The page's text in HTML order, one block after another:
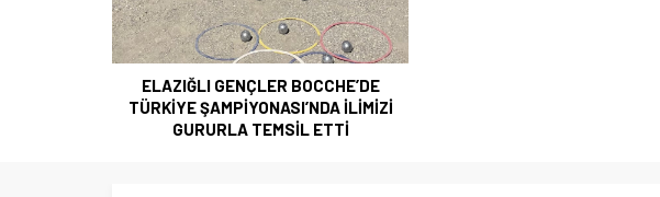
ELAZIĞLI GENÇLER BOCCHE’DE
TÜRKİYE ŞAMPİYONASI’NDA İLİMİZİ
GURURLA TEMSİL ETTİ